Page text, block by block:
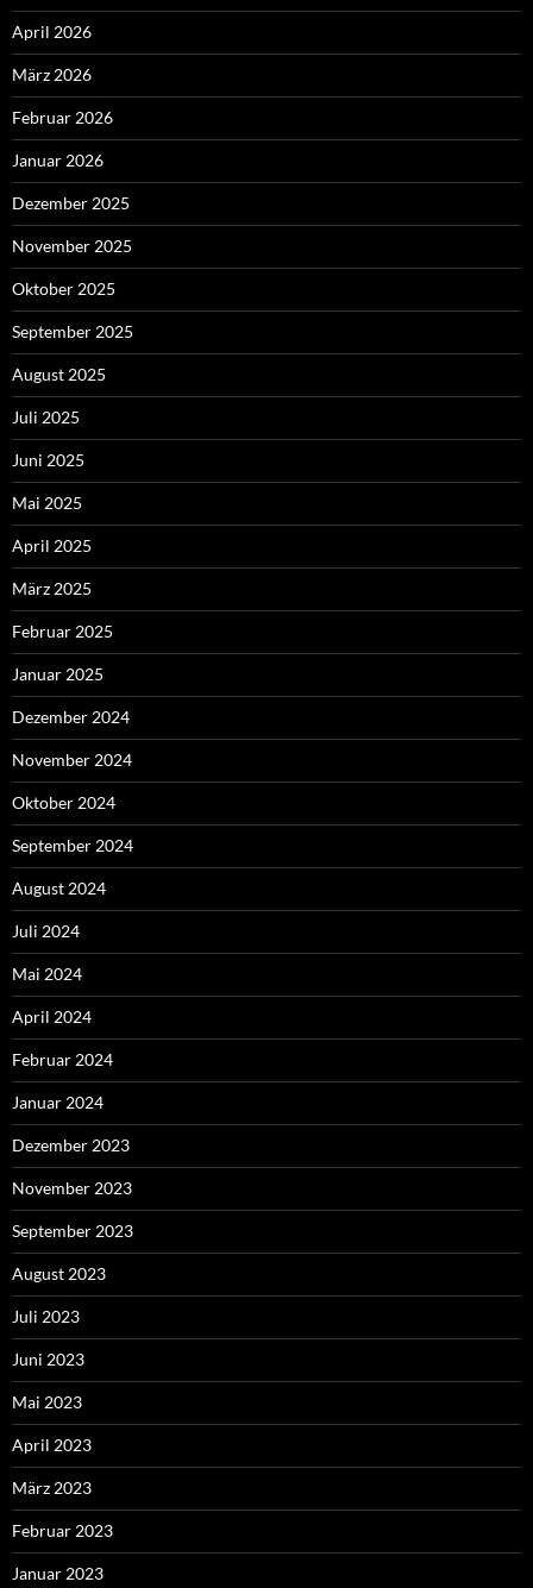
April 2026
März 2026
Februar 2026
Januar 2026
Dezember 2025
November 2025
Oktober 2025
September 2025
August 2025
Juli 2025
Juni 2025
Mai 2025
April 2025
März 2025
Februar 2025
Januar 2025
Dezember 2024
November 2024
Oktober 2024
September 2024
August 2024
Juli 2024
Mai 2024
April 2024
Februar 2024
Januar 2024
Dezember 2023
November 2023
September 2023
August 2023
Juli 2023
Juni 2023
Mai 2023
April 2023
März 2023
Februar 2023
Januar 2023